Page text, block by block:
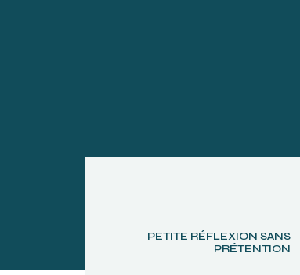
PETITE RÉFLEXION SANS
PRÉTENTION